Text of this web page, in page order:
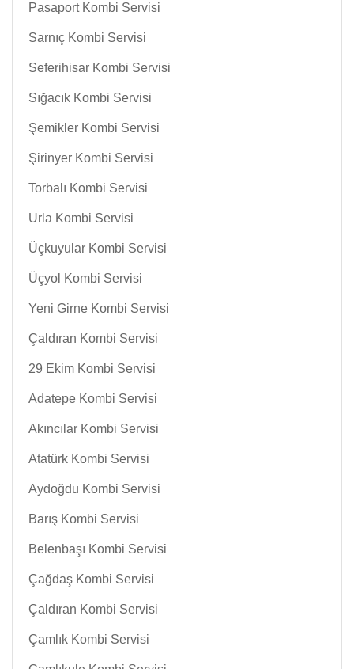
Pasaport Kombi Servisi
Sarnıç Kombi Servisi
Seferihisar Kombi Servisi
Sığacık Kombi Servisi
Şemikler Kombi Servisi
Şirinyer Kombi Servisi
Torbalı Kombi Servisi
Urla Kombi Servisi
Üçkuyular Kombi Servisi
Üçyol Kombi Servisi
Yeni Girne Kombi Servisi
Çaldıran Kombi Servisi
29 Ekim Kombi Servisi
Adatepe Kombi Servisi
Akıncılar Kombi Servisi
Atatürk Kombi Servisi
Aydoğdu Kombi Servisi
Barış Kombi Servisi
Belenbaşı Kombi Servisi
Çağdaş Kombi Servisi
Çaldıran Kombi Servisi
Çamlık Kombi Servisi